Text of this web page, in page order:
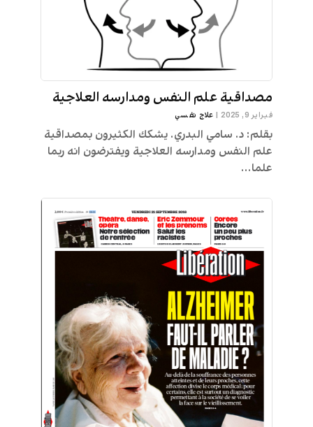
مصداقية علم النفس ومدارسه العلاجية
فبراير 9, 2025 | علاج نفسي
بقلم: د. سامي البدري. يشكك الكثيرون بمصداقية
علم النفس ومدارسه العلاجية ويفترضون انه ربما
علما...